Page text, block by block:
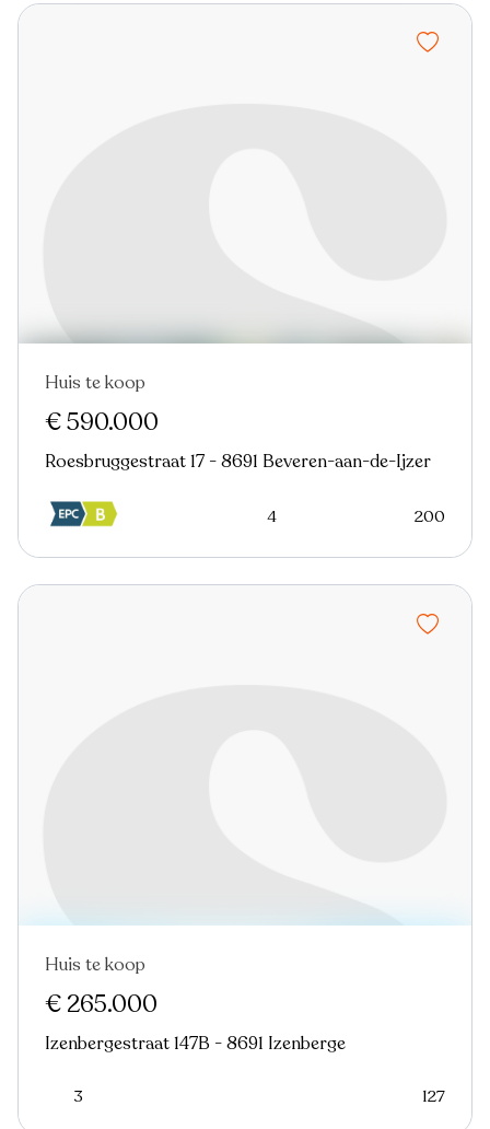
Huis te koop
€ 590.000
Roesbruggestraat 17 - 8691 Beveren-aan-de-Ijzer
4 200
Huis te koop
€ 265.000
Izenbergestraat 147B - 8691 Izenberge
3 127